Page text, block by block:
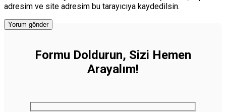
adresim ve site adresim bu tarayıcıya kaydedilsin.
Formu Doldurun, Sizi Hemen
Arayalım!